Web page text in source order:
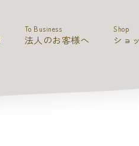
To Business
法人のお客様へ
Shop
ショ